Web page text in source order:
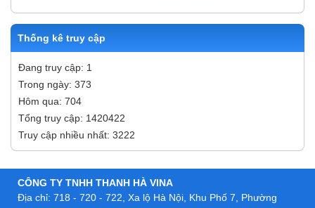
Thống kê truy cập
Đang truy cập: 1
Trong ngày: 373
Hôm qua: 704
Tổng truy cập: 1420422
Truy cập nhiều nhất: 3222
CÔNG TY TNHH THANH HÀ VINA
Địa chỉ: 718 - 720 - 722, Xa lộ Hà Nội, Khu Phố 7, Phường